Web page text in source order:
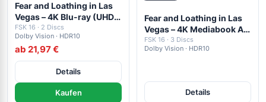
Fear and Loathing in Las
Vegas – 4K Blu-ray (UHD +
Blu-ray Disc)
FSK 16 · 2 Discs
Dolby Vision · HDR10
ab 21,97 €
Details
Kaufen
Fear and Loathing in Las
Vegas – 4K Mediabook A
(UHD + Blu-ray Disc +
Bonus Blu-ray)
FSK 16 · 3 Discs
Dolby Vision · HDR10
Details